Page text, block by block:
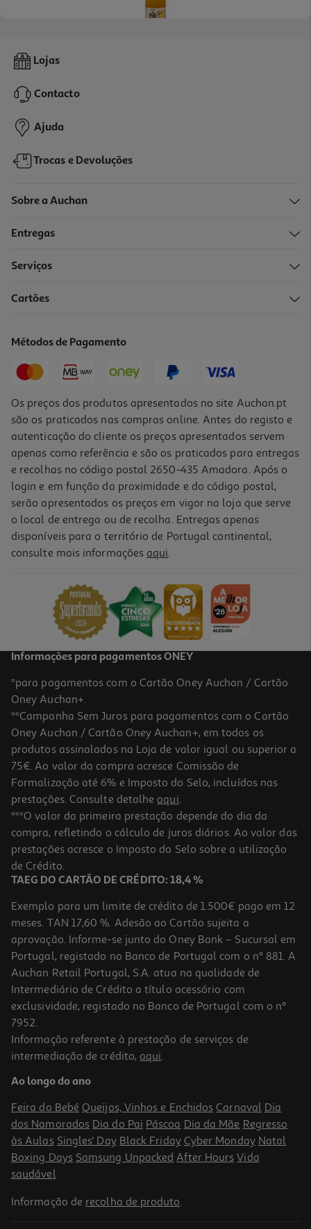
Sumo Auchan Bio Ananás 1l
4,99 €
Sumo Auchan Bio Laranja E Manga 1l
4.9
Sumo Auchan Bio Multifrutos 1l
2.99 €/Lt
2,99 €
Nectar Hollinger Maçã Bio 0.20l
5.45 €/Lt
1,09 €
Lojas
Contacto
Ajuda
Trocas e Devoluções
Sobre a Auchan
Entregas
Serviços
Cartões
Métodos de Pagamento
Os preços dos produtos apresentados no site Auchan.pt
são os praticados nas compras online. Antes do registo e
autenticação do cliente os preços apresentados servem
apenas como referência e são os praticados para entregas
e recolhas no código postal 2650-435 Amadora. Após o
login e em função da proximidade e do código postal,
serão apresentados os preços em vigor na loja que serve
o local de entrega ou de recolha. Entregas apenas
disponíveis para o território de Portugal continental,
consulte mais informações aqui.
Informações para pagamentos ONEY
*para pagamentos com o Cartão Oney Auchan / Cartão
Oney Auchan+.
**Campanha Sem Juros para pagamentos com o Cartão
Oney Auchan / Cartão Oney Auchan+, em todos os
produtos assinalados na Loja de valor igual ou superior a
75€. Ao valor da compra acresce Comissão de
Formalização até 6% e Imposto do Selo, incluídos nas
prestações. Consulte detalhe aqui.
***O valor da primeira prestação depende do dia da
compra, refletindo o cálculo de juros diários. Ao valor das
prestações acresce o Imposto do Selo sobre a utilização
de Crédito.
TAEG DO CARTÃO DE CRÉDITO: 18,4 %
Exemplo para um limite de crédito de 1.500€ pago em 12
meses. TAN 17,60 %. Adesão ao Cartão sujeita a
aprovação. Informe-se junto do Oney Bank – Sucursal em
Portugal, registado no Banco de Portugal com o nº 881. A
Auchan Retail Portugal, S.A. atua na qualidade de
Intermediário de Crédito a título acessório com
exclusividade, registado no Banco de Portugal com o nº
7952.
Informação referente à prestação de serviços de
intermediação de crédito, aqui.
Ao longo do ano
Feira do Bebé Queijos, Vinhos e Enchidos Carnaval Dia
dos Namorados Dia do Pai Páscoa Dia da Mãe Regresso
às Aulas Singles' Day Black Friday Cyber Monday Natal
Boxing Days Samsung Unpacked After Hours Vida
saudável
Informação de recolha de produto.